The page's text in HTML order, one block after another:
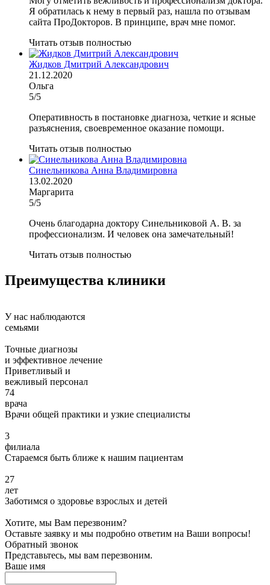
Я обратилась к нему в первый раз, нашла по отзывам
сайта ПроДокторов. В принципе, врач мне помог.
Читать отзыв полностью
Жидков Дмитрий Александрович
21.12.2020
Ольга
5/5
Оперативность в постановке диагноза, четкие и ясные
разъяснения, своевременное оказание помощи.
Читать отзыв полностью
Синельникова Анна Владимировна
13.02.2020
Маргарита
5/5
Очень благодарна доктору Синельниковой А. В. за
профессионализм. И человек она замечательный!
Читать отзыв полностью
Преимущества клиники
У нас наблюдаются
семьями
Точные диагнозы
и эффективное лечение
Приветливый и
вежливый персонал
74
врача
Врачи общей практики и узкие специалисты
3
филиала
Стараемся быть ближе к нашим пациентам
27
лет
Заботимся о здоровье взрослых и детей
Хотите, мы Вам перезвоним?
Оставьте заявку и мы подробно ответим на Ваши вопросы!
Обратный звонок
Представьтесь, мы вам перезвоним.
Ваше имя